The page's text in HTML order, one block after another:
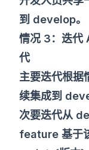
到 develop。
情况 3：迭代
代
主要迭代根据
续集成到
次要迭代从
feature 基于